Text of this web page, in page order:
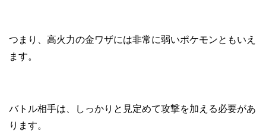
つまり、高火力の金ワザには非常に弱いポケモンともいえ
ます。
バトル相手は、しっかりと見定めて攻撃を加える必要があ
ります。